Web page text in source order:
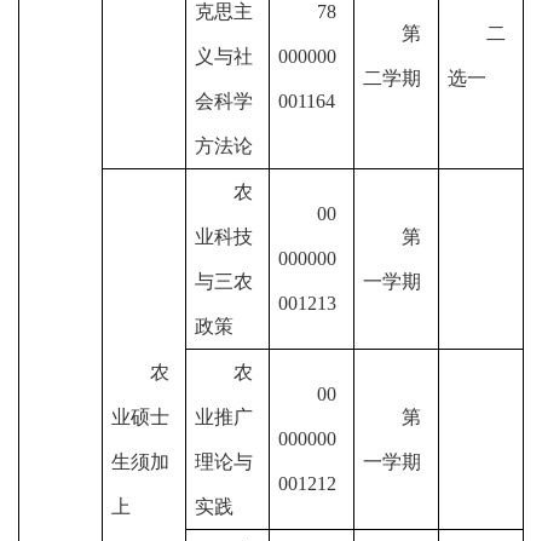
克思主
义与社
会科学
方法论
78
000000
001164
第
二学期
二
选一
农
业硕士
生须加
上
农
业科技
与三农
政策
00
000000
001213
第
一学期
农
业推广
理论与
实践
00
000000
001212
第
一学期